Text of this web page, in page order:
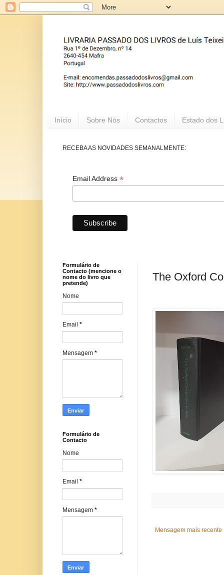
Início Sobre Nós Contactos Estado dos
RECEBA AS NOVIDADES SEMANALMENTE:
Email Address *
The Oxford
Mensagem mais recente
Formulário de
Contacto (mencione o
nome do livro que
pretende)
Nome
Email *
Mensagem *
Formulário de
Contacto
Nome
Email *
Mensagem *